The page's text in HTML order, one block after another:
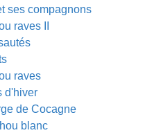
ses compagnons
raves II
raves
d'hiver
de Cocagne
blanc